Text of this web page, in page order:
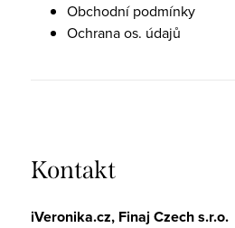
Obchodní podmínky
Ochrana os. údajů
Kontakt
iVeronika.cz, Finaj Czech s.r.o.